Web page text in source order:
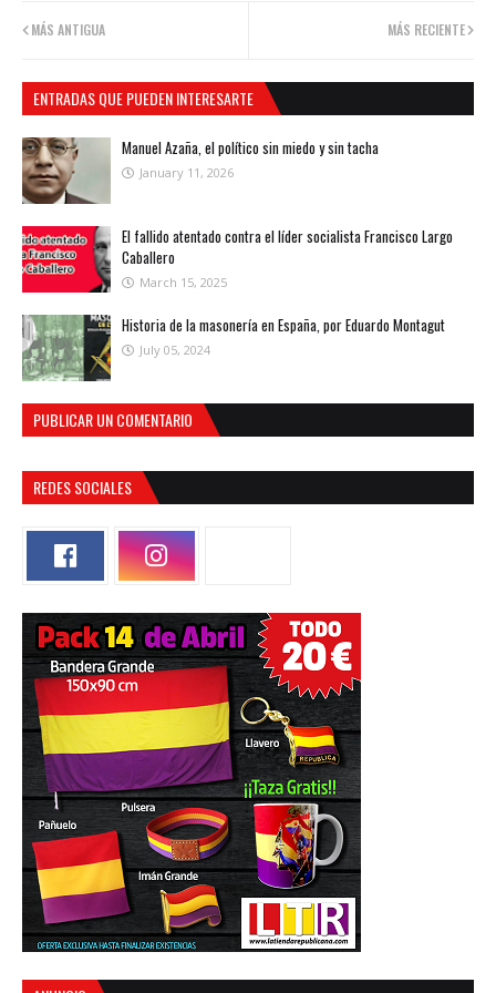
MÁS RECIENTE
MÁS ANTIGUA
ENTRADAS QUE PUEDEN INTERESARTE
Manuel Azaña, el político sin miedo y sin tacha
January 11, 2026
El fallido atentado contra el líder socialista Francisco Largo
Caballero
March 15, 2025
Historia de la masonería en España, por Eduardo Montagut
July 05, 2024
PUBLICAR UN COMENTARIO
REDES SOCIALES